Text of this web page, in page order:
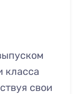
класса
свои